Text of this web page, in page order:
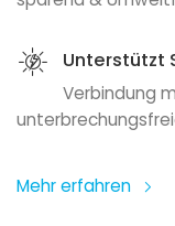
Unterstützt
Verbindung
Mehr erfahren